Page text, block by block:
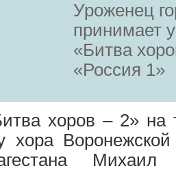
Уроженец
принимает
«Битва
«Россия 1»
хоров – 2» на
хора Воронежской